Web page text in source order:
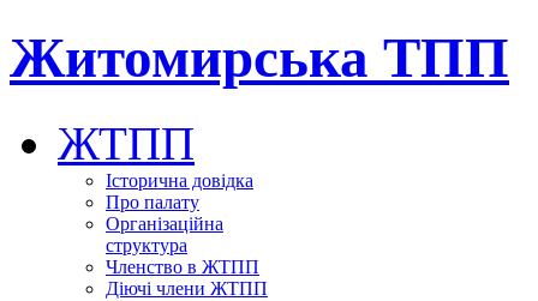
Житомирська ТПП
ЖТПП
Історична довідка
Про палату
Організаційна
структура
Членство в ЖТПП
Діючі члени ЖТПП